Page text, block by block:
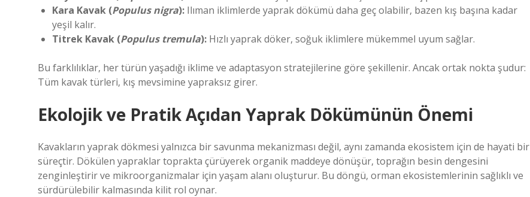
Kara Kavak (Populus nigra): Ilıman iklimlerde yaprak dökümü daha geç olabilir, bazen kış başına kadar
yeşil kalır.
Titrek Kavak (Populus tremula): Hızlı yaprak döker, soğuk iklimlere mükemmel uyum sağlar.
Bu farklılıklar, her türün yaşadığı iklime ve adaptasyon stratejilerine göre şekillenir. Ancak ortak nokta şudur:
Tüm kavak türleri, kış mevsimine yapraksız girer.
Ekolojik ve Pratik Açıdan Yaprak Dökümünün Önemi
Kavakların yaprak dökmesi yalnızca bir savunma mekanizması değil, aynı zamanda ekosistem için de hayati bir
süreçtir. Dökülen yapraklar toprakta çürüyerek organik maddeye dönüşür, toprağın besin dengesini
zenginleştirir ve mikroorganizmalar için yaşam alanı oluşturur. Bu döngü, orman ekosistemlerinin sağlıklı ve
sürdürülebilir kalmasında kilit rol oynar.